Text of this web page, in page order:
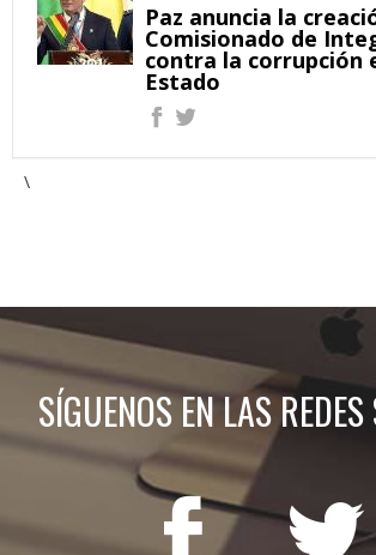
Paz anuncia la
Comisionado de
contra la corrupción
Estado
\
SÍGUENOS EN LAS